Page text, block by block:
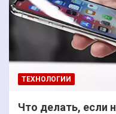
ТЕХНОЛОГИИ
Что делать, если